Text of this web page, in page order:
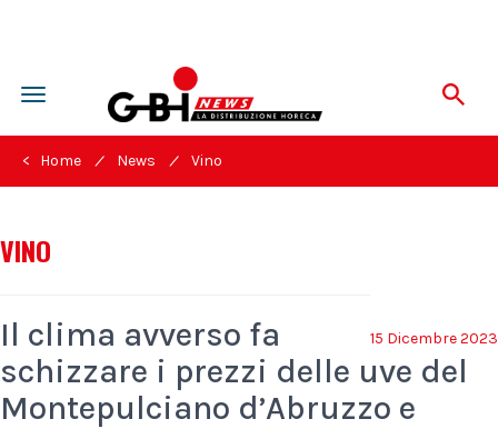
Toggle
navigation
< Home / News / Vino
VINO
15 Dicembre 2023
Il clima avverso fa
schizzare i prezzi delle uve del
Montepulciano d’Abruzzo e